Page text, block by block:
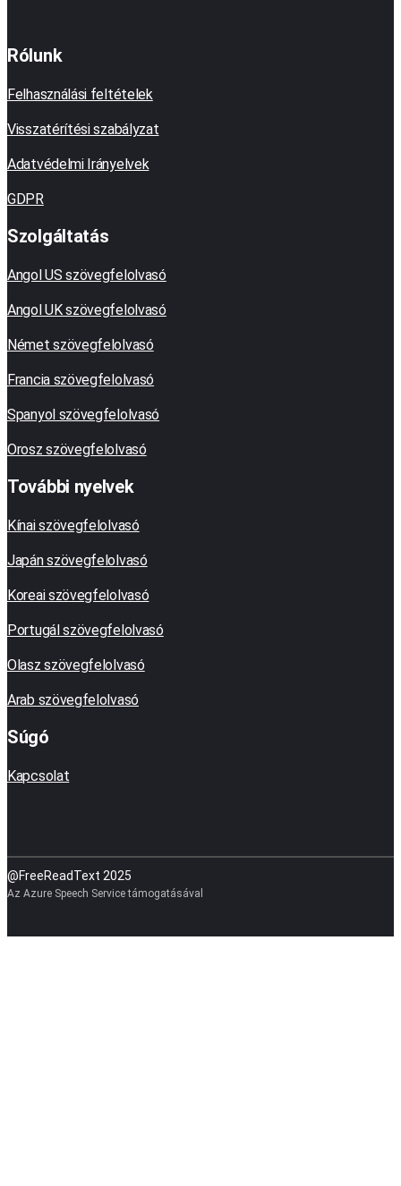
Rólunk
Felhasználási feltételek
Visszatérítési szabályzat
Adatvédelmi Irányelvek
GDPR
Szolgáltatás
Angol US szövegfelolvasó
Angol UK szövegfelolvasó
Német szövegfelolvasó
Francia szövegfelolvasó
Spanyol szövegfelolvasó
Orosz szövegfelolvasó
További nyelvek
Kínai szövegfelolvasó
Japán szövegfelolvasó
Koreai szövegfelolvasó
Portugál szövegfelolvasó
Olasz szövegfelolvasó
Arab szövegfelolvasó
Súgó
Kapcsolat
@FreeReadText 2025
Az Azure Speech Service támogatásával